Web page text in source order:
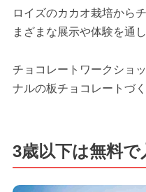
ロイズのカカオ栽培から
まざまな展示や体験を通
チョコレートワークショ
ナルの板チョコレートづ
3歳以下は無料で